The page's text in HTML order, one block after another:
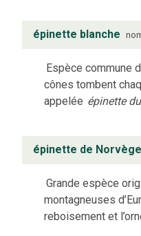
épinette blanche
Espèce commune
cônes tombent
appelée épinette
épinette de Norvège
Grande espèce
montagneuses
reboisement et